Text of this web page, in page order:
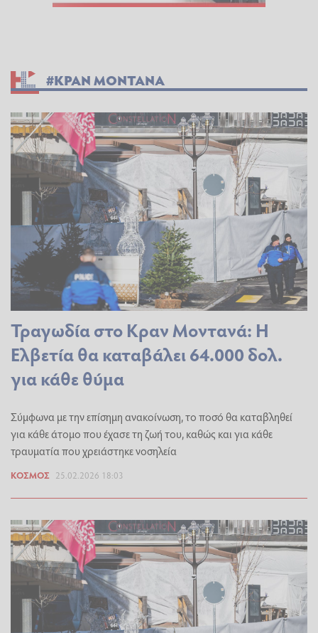
#ΚΡΑΝ ΜΟΝΤΑΝΑ
Τραγωδία στο Κραν Μοντανά: Η
Ελβετία θα καταβάλει 64.000 δολ.
για κάθε θύμα
Σύμφωνα με την επίσημη ανακοίνωση, το ποσό θα καταβληθεί
για κάθε άτομο που έχασε τη ζωή του, καθώς και για κάθε
τραυματία που χρειάστηκε νοσηλεία
ΚΌΣΜΟΣ 25.02.2026 18:03